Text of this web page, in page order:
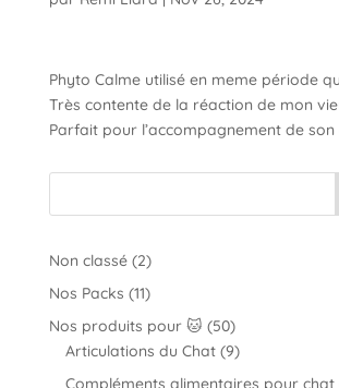
Phyto Calme utilisé en meme période
Très contente de la réaction de mon
Parfait pour l’accompagnement de
Non classé 22
produits
Nos Packs 1111
produits
Nos produits pour 🐱 5050
produits
Articulations du Chat 99
produits
Compléments alimentaires pour chat